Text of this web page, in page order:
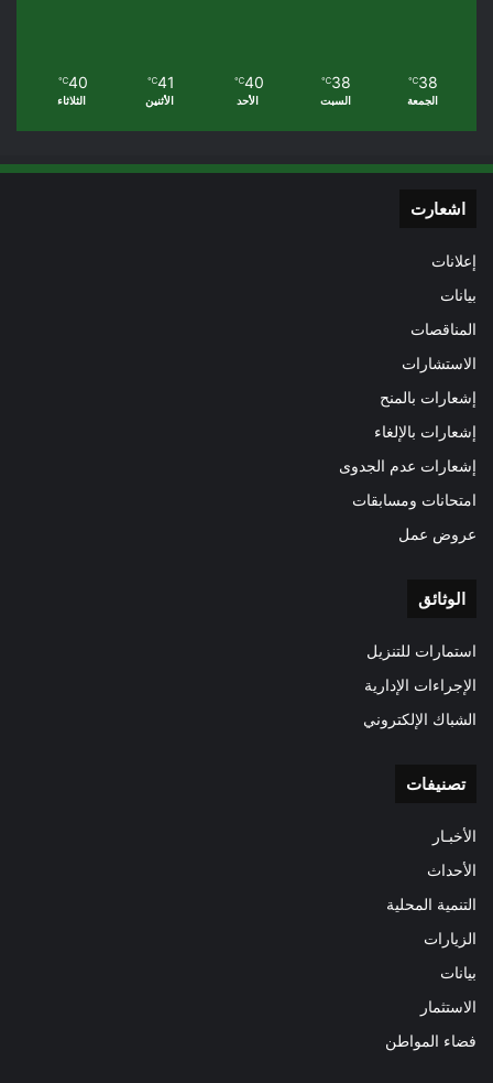
38
℃
الجمعة
38
℃
السبت
40
℃
الأحد
41
℃
الأثنين
40
℃
الثلاثاء
اشعارت
إعلانات
بيانات
المناقصات
الاستشارات
إشعارات بالمنح
إشعارات بالإلغاء
إشعارات عدم الجدوى
امتحانات ومسابقات
عروض عمل
الوثائق
استمارات للتنزيل
الإجراءات الإدارية
الشباك الإلكتروني
تصنيفات
الأخبـار
الأحداث
التنمية المحلية
الزيارات
بيانات
الاستثمار
فضاء المواطن